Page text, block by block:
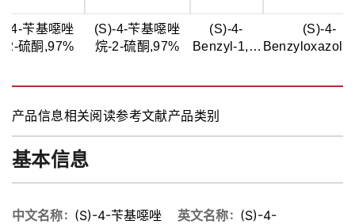
4-苄基噁唑
2-硫酮,97%
(S)-4-苄基噁唑
烷-2-硫酮,97%
(S)-4-
Benzyl-1,3-
(S)-4-
产品信息相关阅读参考文献产品类别
基本信息
中文名称
(S)-4-苄基噁唑
英文名称
(S)-4-